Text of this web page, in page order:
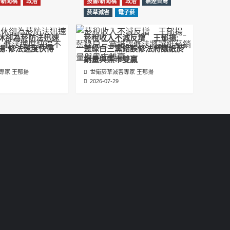
邊緣化科學：WHO對菸草減害策略的背離 ft.世
衛組織前副總幹事Derek Yach
電子菸倡議聖經 衛福部隱匿的菸草減害歷史
卻為菸防法迅速
修法速度快得
家 王郁揚
菸草減害
電子菸
菸稅收入不減反增 王郁揚:
藍綠白三黨錯誤修法將讓紙菸
銷量與黑市雙贏
世衛菸草減害專家 王郁揚
2026-07-29